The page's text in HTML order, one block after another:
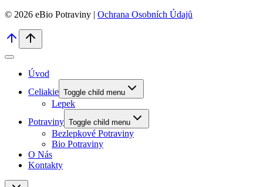
© 2026 eBio Potraviny | Ochrana Osobních Údajů
Úvod
Celiakie Toggle child menu
Lepek
Potraviny Toggle child menu
Bezlepkové Potraviny
Bio Potraviny
O Nás
Kontakty